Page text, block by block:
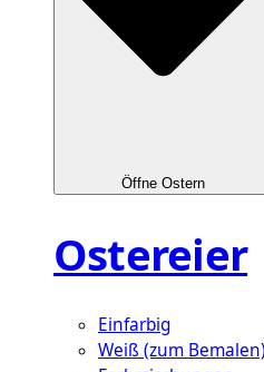
Öffne Ostern
Ostereier
Einfarbig
Weiß (zum Bemalen)